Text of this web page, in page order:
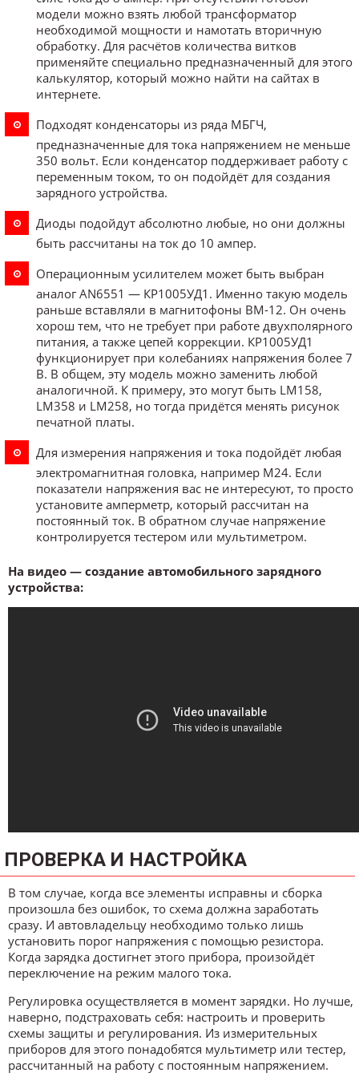
модели можно взять любой трансформатор
необходимой мощности и намотать вторичную
обработку. Для расчётов количества витков
применяйте специально предназначенный для этого
калькулятор, который можно найти на сайтах в
интернете.
Подходят конденсаторы из ряда МБГЧ,
предназначенные для тока напряжением не меньше
350 вольт. Если конденсатор поддерживает работу с
переменным током, то он подойдёт для создания
зарядного устройства.
Диоды подойдут абсолютно любые, но они должны
быть рассчитаны на ток до 10 ампер.
Операционным усилителем может быть выбран
аналог AN6551 — КР1005УД1. Именно такую модель
раньше вставляли в магнитофоны ВМ-12. Он очень
хорош тем, что не требует при работе двухполярного
питания, а также цепей коррекции. КР1005УД1
функционирует при колебаниях напряжения более 7
В. В общем, эту модель можно заменить любой
аналогичной. К примеру, это могут быть LM158,
LM358 и LM258, но тогда придётся менять рисунок
печатной платы.
Для измерения напряжения и тока подойдёт любая
электромагнитная головка, например М24. Если
показатели напряжения вас не интересуют, то просто
установите амперметр, который рассчитан на
постоянный ток. В обратном случае напряжение
контролируется тестером или мультиметром.
На видео — создание автомобильного зарядного
устройства:
ПРОВЕРКА И НАСТРОЙКА
В том случае, когда все элементы исправны и сборка
произошла без ошибок, то схема должна заработать
сразу. И автовладельцу необходимо только лишь
установить порог напряжения с помощью резистора.
Когда зарядка достигнет этого прибора, произойдёт
переключение на режим малого тока.
Регулировка осуществляется в момент зарядки. Но лучше,
наверно, подстраховать себя: настроить и проверить
схемы защиты и регулирования. Из измерительных
приборов для этого понадобятся мультиметр или тестер,
рассчитанный на работу с постоянным напряжением.